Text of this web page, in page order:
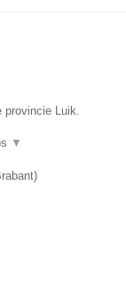
provincie Luik.
▼
)